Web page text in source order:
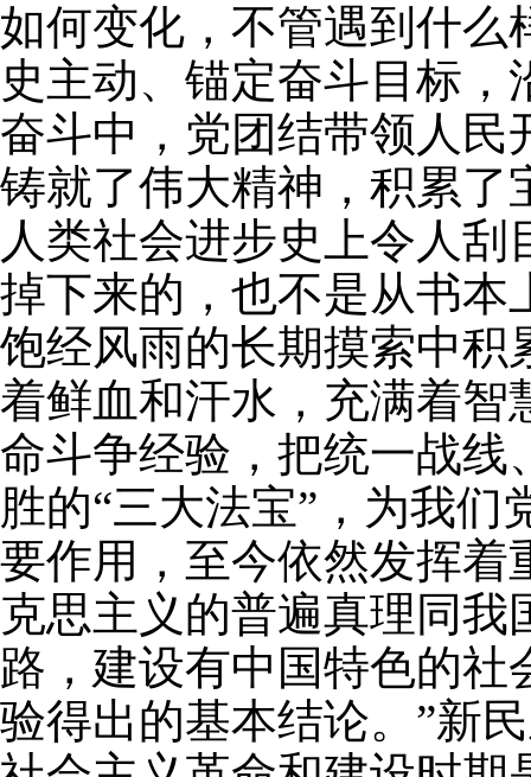
如何变化，不管遇到什么
史主动、锚定奋斗目标
奋斗中，党团结带领人民
铸就了伟大精神，积累了
人类社会进步史上令人
掉下来的，也不是从书本
饱经风雨的长期摸索中积
着鲜血和汗水，充满着智
命斗争经验，把统一战线
胜的“三大法宝”，为我
要作用，至今依然发挥着
克思主义的普遍真理同
路，建设有中国特色的
验得出的基本结论。”新